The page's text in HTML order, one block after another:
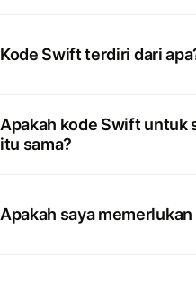
Kode Swift terdiri dari
Apakah kode Swift untuk
itu sama?
Apakah saya